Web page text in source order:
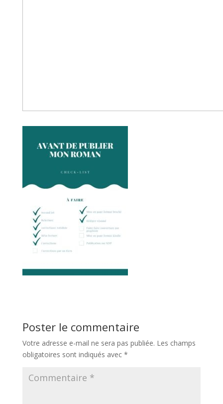
Poster le commentaire
Votre adresse e-mail ne sera pas publiée. Les champs
obligatoires sont indiqués avec *